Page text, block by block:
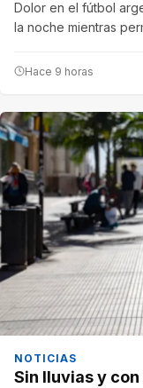
Dolor en el fútbol
la noche mientras
Hace 9 horas
NOTICIAS
Sin lluvias y